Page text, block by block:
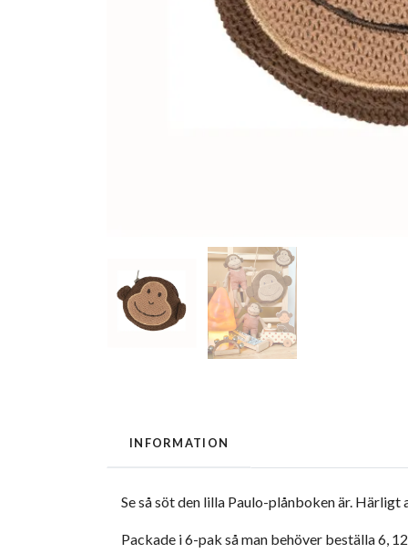
INFORMATION
Se så söt den lilla Paulo-plånboken är.
Packade i 6-pak så man behöver beställa 6,